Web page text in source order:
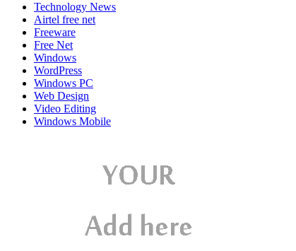
Technology News
Airtel free net
Freeware
Free Net
Windows
WordPress
Windows PC
Web Design
Video Editing
Windows Mobile